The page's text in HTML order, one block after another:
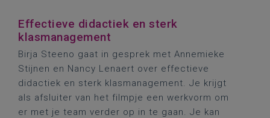
Effectieve didactiek en sterk
klasmanagement
Birja Steeno gaat in gesprek met Annemieke
Stijnen en Nancy Lenaert over effectieve
didactiek en sterk klasmanagement. Je krijgt
als afsluiter van het filmpje een werkvorm om
er met je team verder op in te gaan. Je kan